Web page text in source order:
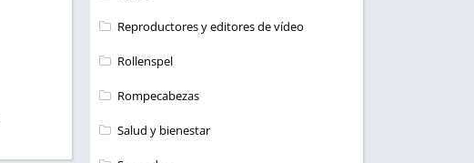
Reproductores y editores de vídeo
Rollenspel
Rompecabezas
Salud y bienestar